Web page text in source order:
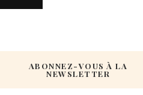
ABONNEZ-VOUS À LA
NEWSLETTER